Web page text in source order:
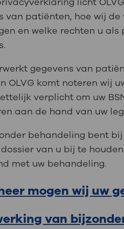
Uw
Uw
Werken
Contact
uit, zodat u zelf meer
helpen.
MijnOLVG
van patiënten, hoe wij de
en welke rechten u als
gegevens van
OLVG komt noteren wij
verplicht om uw
aan de hand van uw
behandeling bent
van u bij te
met uw behandeling.
mogen wij uw
van